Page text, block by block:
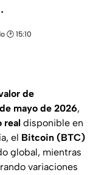
🕑 15:10
de
mayo de 2026,
real disponible en
el Bitcoin (BTC)
global, mientras
variaciones